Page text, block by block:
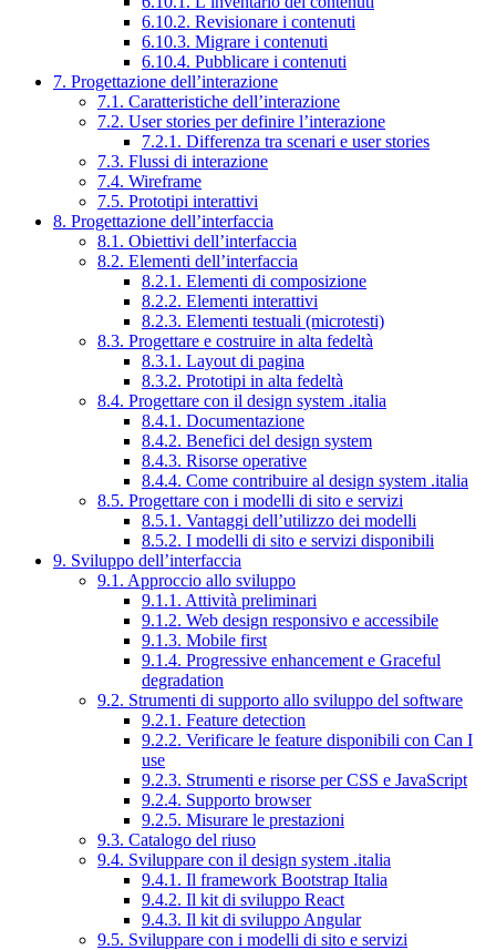
6.10.2. Revisionare i contenuti
6.10.3. Migrare i contenuti
6.10.4. Pubblicare i contenuti
7. Progettazione dell’interazione
7.1. Caratteristiche dell’interazione
7.2. User stories per definire l’interazione
7.2.1. Differenza tra scenari e user stories
7.3. Flussi di interazione
7.4. Wireframe
7.5. Prototipi interattivi
8. Progettazione dell’interfaccia
8.1. Obiettivi dell’interfaccia
8.2. Elementi dell’interfaccia
8.2.1. Elementi di composizione
8.2.2. Elementi interattivi
8.2.3. Elementi testuali (microtesti)
8.3. Progettare e costruire in alta fedeltà
8.3.1. Layout di pagina
8.3.2. Prototipi in alta fedeltà
8.4. Progettare con il design system .italia
8.4.1. Documentazione
8.4.2. Benefici del design system
8.4.3. Risorse operative
8.4.4. Come contribuire al design system .italia
8.5. Progettare con i modelli di sito e servizi
8.5.1. Vantaggi dell’utilizzo dei modelli
8.5.2. I modelli di sito e servizi disponibili
9. Sviluppo dell’interfaccia
9.1. Approccio allo sviluppo
9.1.1. Attività preliminari
9.1.2. Web design responsivo e accessibile
9.1.3. Mobile first
9.1.4. Progressive enhancement e Graceful
degradation
9.2. Strumenti di supporto allo sviluppo del software
9.2.1. Feature detection
9.2.2. Verificare le feature disponibili con Can I
use
9.2.3. Strumenti e risorse per CSS e JavaScript
9.2.4. Supporto browser
9.2.5. Misurare le prestazioni
9.3. Catalogo del riuso
9.4. Sviluppare con il design system .italia
9.4.1. Il framework Bootstrap Italia
9.4.2. Il kit di sviluppo React
9.4.3. Il kit di sviluppo Angular
9.5. Sviluppare con i modelli di sito e servizi